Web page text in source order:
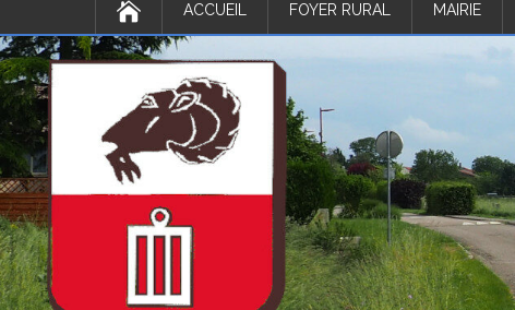
ACCUEIL FOYER RURAL MAIRIE